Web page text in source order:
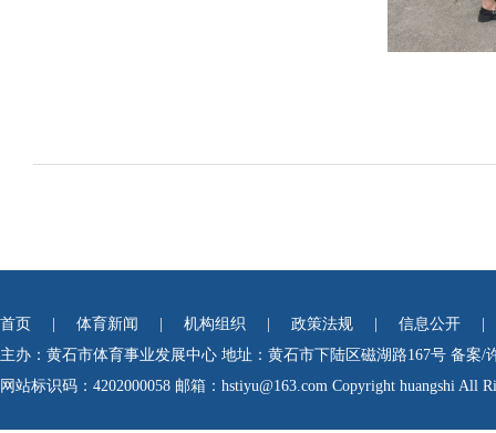
首页 体育新闻 机构组织 政策法规 信息公开
主办：黄石市体育事业发展中心 地址：黄石市下陆区磁湖路167号 备案/
网站标识码：4202000058 邮箱：hstiyu@163.com Copyright huangshi All